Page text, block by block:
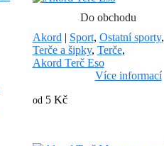
Do obchodu
Akord | Sport, Ostatní sporty,
Terče a šipky, Terče,
Akord Terč Eso
Více informací
od 5 Kč